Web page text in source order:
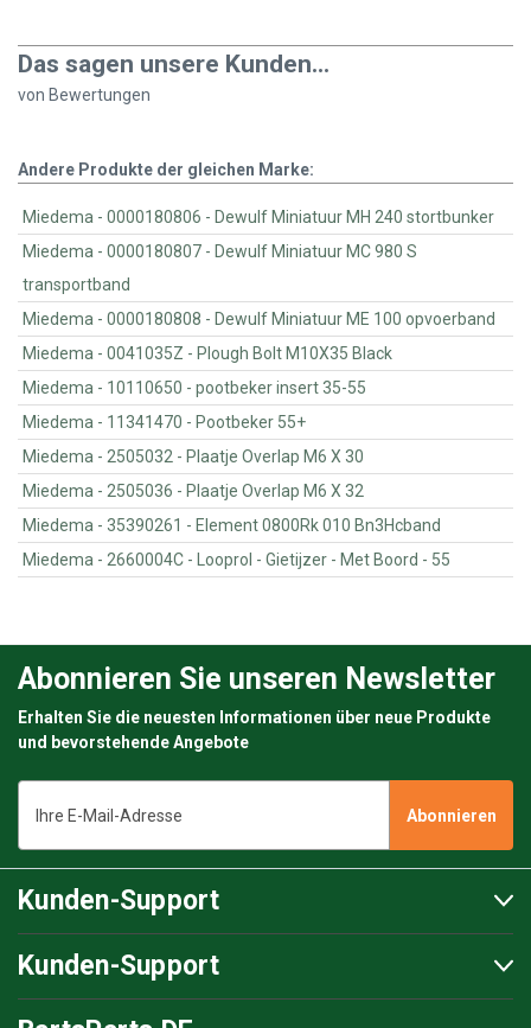
Das sagen unsere Kunden...
von Bewertungen
Andere Produkte der gleichen Marke:
Miedema - 0000180806 - Dewulf Miniatuur MH 240 stortbunker
Miedema - 0000180807 - Dewulf Miniatuur MC 980 S
transportband
Miedema - 0000180808 - Dewulf Miniatuur ME 100 opvoerband
Miedema - 0041035Z - Plough Bolt M10X35 Black
Miedema - 10110650 - pootbeker insert 35-55
Miedema - 11341470 - Pootbeker 55+
Miedema - 2505032 - Plaatje Overlap M6 X 30
Miedema - 2505036 - Plaatje Overlap M6 X 32
Miedema - 35390261 - Element 0800Rk 010 Bn3Hcband
Miedema - 2660004C - Looprol - Gietijzer - Met Boord - 55
Abonnieren Sie unseren Newsletter
Erhalten Sie die neuesten Informationen über neue Produkte
und bevorstehende Angebote
Mail-
Adresse
Kunden-Support
Kunden-Support